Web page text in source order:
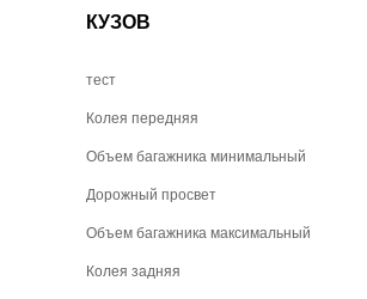
КУЗОВ
тест
Колея передняя
Объем багажника минимальный
Дорожный просвет
Объем багажника максимальный
Колея задняя